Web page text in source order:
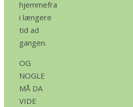
hjemmefra
i længere
tid ad
gangen.
OG
NOGLE
MÅ DA
VIDE